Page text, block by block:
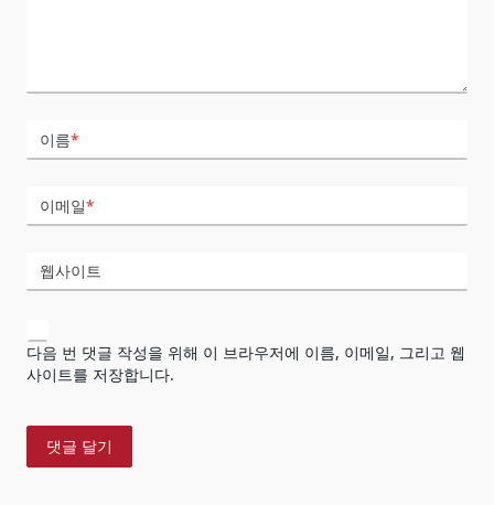
이름*
이메일*
웹사이트
다음 번 댓글 작성을 위해 이 브라우저에 이름, 이메일, 그리고 웹
사이트를 저장합니다.